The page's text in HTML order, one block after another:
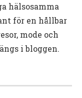
hälsosamma
för en hållbar
mode och
i bloggen.